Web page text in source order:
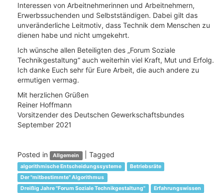
Interessen von Arbeitnehmerinnen und Arbeitnehmern,
Erwerbssuchenden und Selbstständigen. Dabei gilt das
unveränderliche Leitmotiv, dass Technik dem Menschen zu
dienen habe und nicht umgekehrt.
Ich wünsche allen Beteiligten des „Forum Soziale
Technikgestaltung“ auch weiterhin viel Kraft, Mut und Erfolg.
Ich danke Euch sehr für Eure Arbeit, die auch andere zu
ermutigen vermag.
Mit herzlichen Grüßen
Reiner Hoffmann
Vorsitzender des Deutschen Gewerkschaftsbundes
September 2021
Posted in Allgemein Tagged
algorithmische Entscheidungssysteme
Betriebsräte
Der "mitbestimmte" Algorithmus
Dreißig Jahre "Forum Soziale Technikgestaltung"
Erfahrungswissen